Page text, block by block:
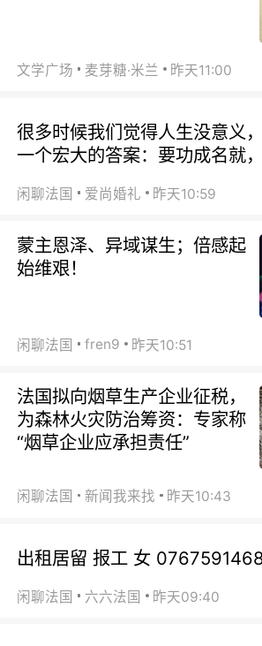
文学广场 麦芽糖·米兰 昨天11:00
很多时候我们觉得人生没意义
一个宏大的答案：要功成名就
闲聊法国 爱尚婚礼 昨天10:59
蒙主恩泽、异域谋生；倍感起
始维艰！
闲聊法国 fren9 昨天10:51
法国拟向烟草生产企业征税，
为森林火灾防治筹资：专家称
“烟草企业应承担责任”
闲聊法国 新闻我来找 昨天10:43
出租居留 报工 女
闲聊法国 六六法国 昨天09:40